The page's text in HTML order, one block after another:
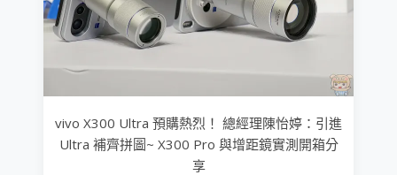
vivo X300 Ultra 預購熱烈！ 總經理陳怡婷：引進
Ultra 補齊拼圖~ X300 Pro 與增距鏡實測開箱分
享